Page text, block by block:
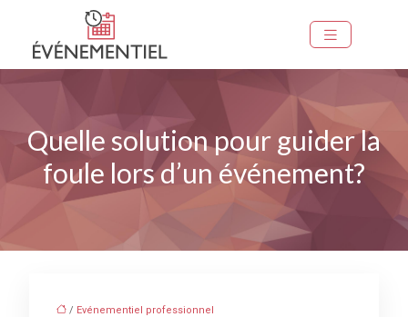
Quelle solution pour guider la
foule lors d’un événement?
/ Evénementiel professionnel